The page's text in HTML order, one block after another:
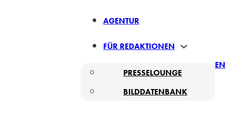
AGENTUR
FÜR REDAKTIONEN
PRESSELOUNGE
BILDDATENBANK
EN